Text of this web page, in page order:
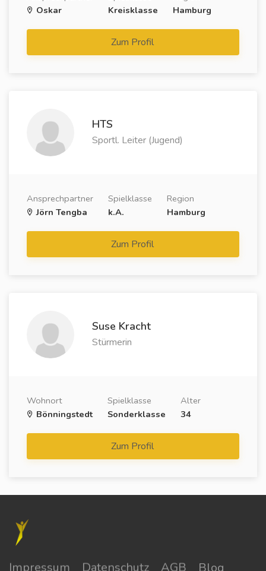
Oskar
Kreisklasse
Hamburg
Zum Profil
HTS
Sportl. Leiter (Jugend)
Ansprechpartner
Jörn Tengba
Spielklasse
k.A.
Region
Hamburg
Zum Profil
Suse Kracht
Stürmerin
Wohnort
Bönningstedt
Spielklasse
Sonderklasse
Alter
34
Zum Profil
Impressum Datenschutz AGB Blog